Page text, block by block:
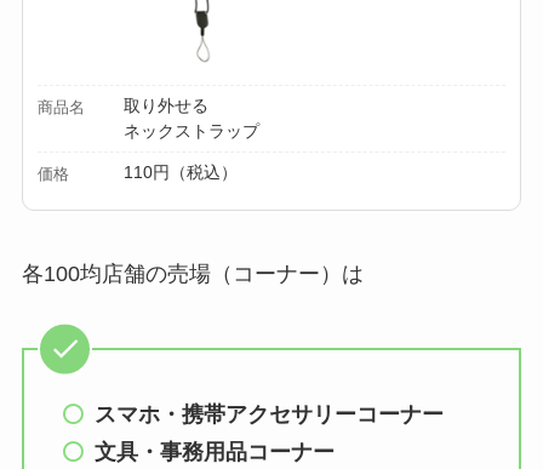
商品名
取り外せる
ネックストラップ
価格 110円（税込）
各100均店舗の売場（コーナー）は
スマホ・携帯アクセサリーコーナー
文具・事務用品コーナー